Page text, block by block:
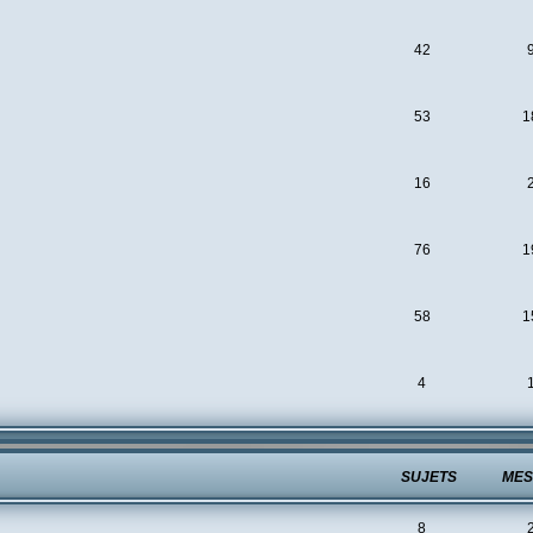
42
53
16
76
58
4
SUJETS
8